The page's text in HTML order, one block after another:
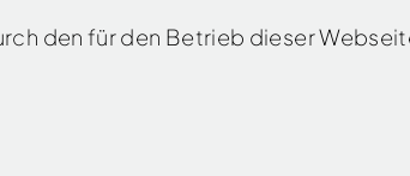
den für den Betrieb dieser